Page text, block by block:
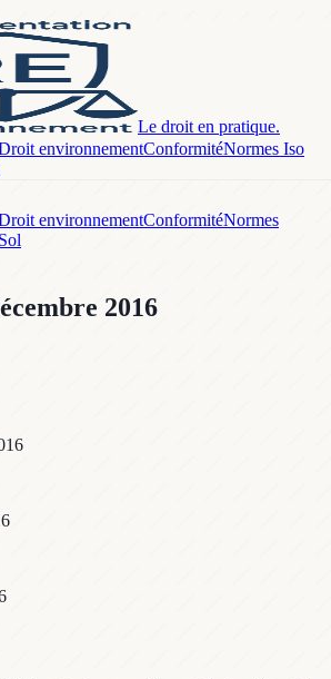
Le droit en pratique.
environnementConformitéNormes Iso
environnementConformitéNormes
2016